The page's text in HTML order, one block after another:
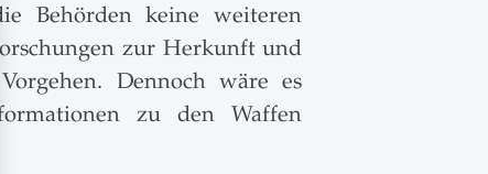
Behörden keine weiteren
zur Herkunft und
Dennoch wäre es
zu den Waffen